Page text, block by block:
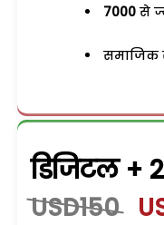
7000 से
समाजिक
डिजिटल +
USD150